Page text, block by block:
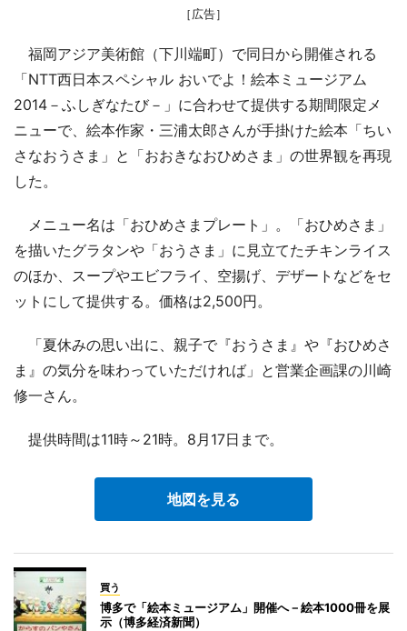
［広告］
福岡アジア美術館（下川端町）で同日から開催される
「NTT西日本スペシャル おいでよ！絵本ミュージアム
2014－ふしぎなたび－」に合わせて提供する期間限定メ
ニューで、絵本作家・三浦太郎さんが手掛けた絵本「ちい
さなおうさま」と「おおきなおひめさま」の世界観を再現
した。
メニュー名は「おひめさまプレート」。「おひめさま」
を描いたグラタンや「おうさま」に見立てたチキンライス
のほか、スープやエビフライ、空揚げ、デザートなどをセ
ットにして提供する。価格は2,500円。
「夏休みの思い出に、親子で『おうさま』や『おひめさ
ま』の気分を味わっていただければ」と営業企画課の川崎
修一さん。
提供時間は11時～21時。8月17日まで。
地図を見る
買う
博多で「絵本ミュージアム」開催へ－絵本1000冊を展
示（博多経済新聞）